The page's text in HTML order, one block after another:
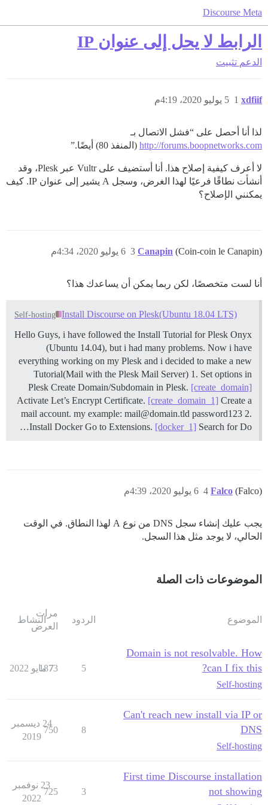
Discourse Meta
الرابط لا يحل إلى عنوان IP
الدعم تثبيت
xdfiif 5 يوليو 2020، 4:19م 1
لذا أنا أحصل على “فشل الاتصال بـ
http://forums.boopnetworks.com (المنفذ 80) أيضًا.”
لا أعرف كيفية إصلاح هذا. أنا أستضيف على Vultr عبر Plesk، وقد
أنشأت نطاقًا فرعيًا لهذا الغرض، وسجل A يشير إلى عنوان IP. كيف
يمكنني الإصلاح؟
Canapin (Coin-coin le Canapin) 6 يوليو 2020، 4:34م 3
أنا لست متخصصًا، لكن ربما يمكن أن يساعدك هذا؟
Install Discourse on Plesk(Ubuntu 18.04 LTS)
Self-hosting
Hello Guys, i have followed the Install Tutorial for Plesk Onyx
(Ubuntu 14.04), but i had many problems. Now i have
everything working on my Plesk and i decided to make a new
Tutorial(Mail with the Plesk Mail Server) 1. Set options in
Plesk Create Domain/Subdomain in Plesk. [create_domain]
Activate Let’s Encrypt Certificate. [create_domain_1] Create a
mail account. my example: mail@domain.tld password123 2.
Install Docker Go to Extensions. [docker_1] Search for Do…
Falco (Falco) 6 يوليو 2020، 4:39م 4
يجب عليك إنشاء سجل DNS من نوع A لهذا النطاق. في الوقت
الحالي، لا يوجد مثل هذا السجل.
الموضوعات ذات الصلة
الموضوع الردود
مرات
العرض
النشاط
Domain is not resolvable. How
can I fix this?
Self-hosting
5
1873
7 مايو 2022
Can't reach new install via IP or
DNS
Self-hosting
8
750
24 ديسمبر
2019
First time Discourse installation
not showing
3
725
23 نوفمبر
2022